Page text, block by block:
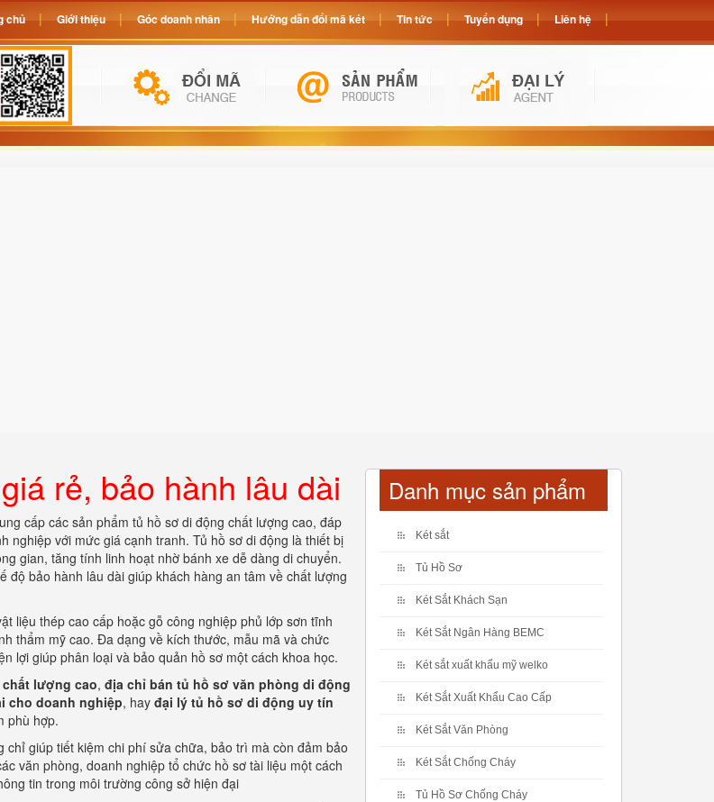
rẻ, bảo hành lâu dài
cấp các sản phẩm tủ hồ sơ di động chất lượng cao, đáp
nghiệp với mức giá cạnh tranh. Tủ hồ sơ di động là thiết bị
gian, tăng tính linh hoạt nhờ bánh xe dễ dàng di chuyển.
bảo hành lâu dài giúp khách hàng an tâm về chất lượng
liệu thép cao cấp hoặc gỗ công nghiệp phủ lớp sơn tĩnh
thẩm mỹ cao. Đa dạng về kích thước, mẫu mã và chức
lợi giúp phân loại và bảo quản hồ sơ một cách khoa học.
lượng cao, địa chỉ bán tủ hồ sơ văn phòng di động
cho doanh nghiệp, hay đại lý tủ hồ sơ di động uy tín
phù hợp.
giúp tiết kiệm chi phí sửa chữa, bảo trì mà còn đảm bảo
văn phòng, doanh nghiệp tổ chức hồ sơ tài liệu một cách
tin trong môi trường công sở hiện đại
Danh mục sản phẩm
Két sắt
Tủ Hồ Sơ
Két Sắt Khách Sạn
Két Sắt Ngân Hàng BEMC
Két sắt xuất khẩu mỹ welko
Két Sắt Xuất Khẩu Cao Cấp
Két Sắt Văn Phòng
Két Sắt Chống Cháy
Tủ Hồ Sơ Chống Cháy
chủ Giới thiệu Góc doanh nhân Hướng dẫn đổi mã két Tin tức Tuyển dụng Liên hệ